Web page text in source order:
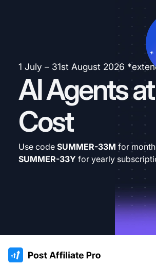
1 July – 31st August 2026
AI Agents
Cost
Use code SUMMER-33M for
SUMMER-33Y for yearly
:site.title